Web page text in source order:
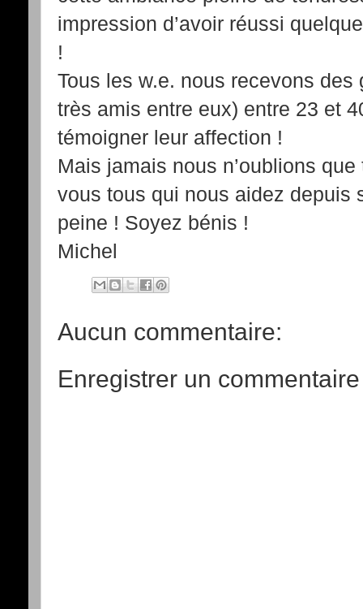
impression d’avoir réussi
!
Tous les w.e. nous recevons
très amis entre eux) entre 23 et
témoigner leur affection !
Mais jamais nous n’oublions
vous tous qui nous aidez depuis
peine ! Soyez bénis !
Michel
Aucun commentaire:
Enregistrer un commentaire